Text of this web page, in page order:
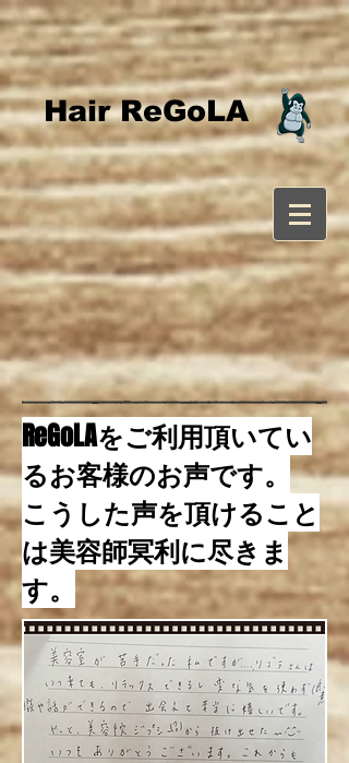
Hair ReGoLA
ReGoLAをご利用頂いてい
るお客様のお声です。
こうした声を頂けること
は美容師冥利に尽きま
す。